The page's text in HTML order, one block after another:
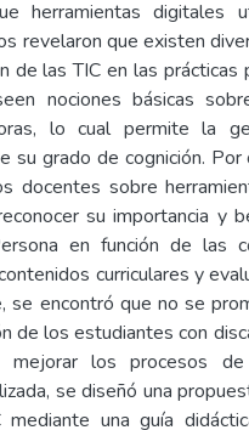
herramientas digitales
revelaron que existen
de las TIC en las prácticas
nociones básicas
lo cual permite la
su grado de cognición.
docentes sobre
su importancia y
en función de las
curriculares y
se encontró que no se
de los estudiantes con
los procesos de
se diseñó una
una guía